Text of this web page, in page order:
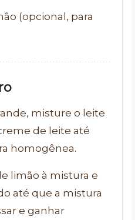
(opcional, para
misture o leite
de leite até
homogênea.
limão à mistura e
até que a mistura
e ganhar